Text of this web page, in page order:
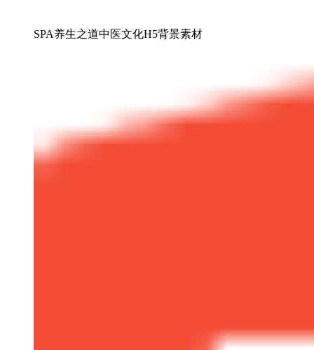
SPA养生之道中医文化H5背景素材